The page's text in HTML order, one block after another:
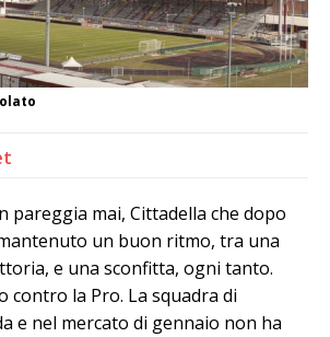
pareggia mai, Cittadella che dopo
un buon ritmo, tra una
e una sconfitta, ogni tanto.
contro la Pro. La squadra di
e nel mercato di gennaio non ha